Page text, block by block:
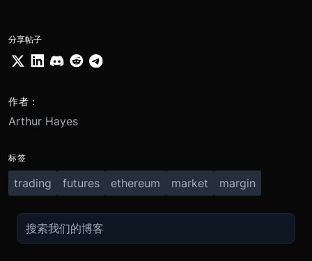
分享帖子
作者：
Arthur Hayes
标签
trading futures ethereum market margin